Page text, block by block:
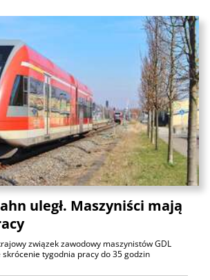
uległ. Maszyniści mają
związek zawodowy maszynistów GDL
skrócenie tygodnia pracy do 35 godzin